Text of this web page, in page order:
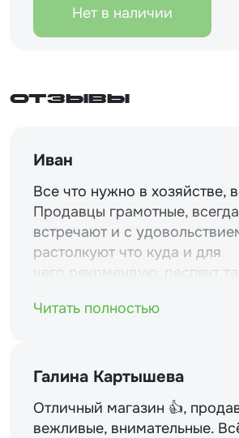
Нет в наличии
Отзывы
Иван
Все что нужно в хозяйстве,
Продавцы грамотные,
встречают и с
растолкуют что куда и для
чего.рекомендую. респект
Читать полностью
Галина Картышева
Отличный магазин 👍,
вежливые, внимательные.